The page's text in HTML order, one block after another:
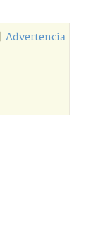
Advertencia